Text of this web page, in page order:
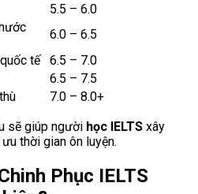
5.5 – 6.0
6.0 – 6.5
tế
6.5 – 7.0
6.5 – 7.5
7.0 – 8.0+
sẽ giúp người học IELTS xây
thời gian ôn luyện.
Phục IELTS